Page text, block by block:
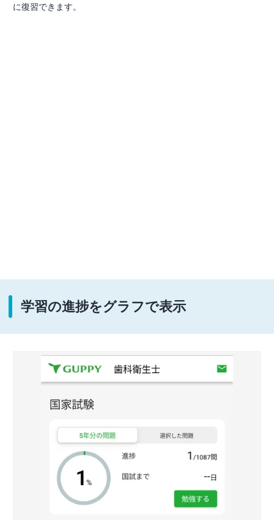
に復習できます。
学習の進捗をグラフで表示